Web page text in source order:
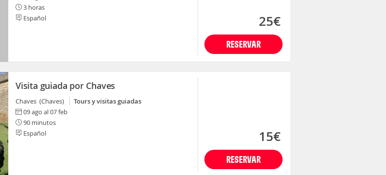
3 horas
Español
RESERVAR
25€
Visita guiada por Chaves
Chaves (Chaves)
Tours y visitas guiadas
09 ago al 07 feb
90 minutos
Español
RESERVAR
15€